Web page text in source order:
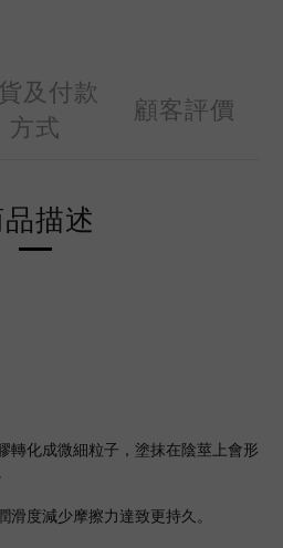
及付款
方式
顧客評價
描述
轉化成微細粒子，塗抹在陰莖上會形
度減少摩擦力達致更持久。